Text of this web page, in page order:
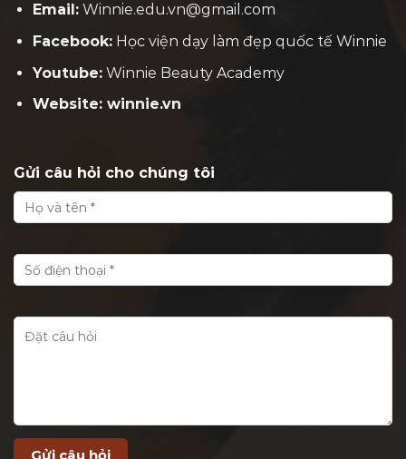
Email:Winnie.edu.vn@gmail.com
Facebook:Học viện dạy làm đẹp quốc tế Winnie
Youtube:Winnie Beauty Academy
Website: winnie.vn
Gửi câu hỏi cho chúng tôi